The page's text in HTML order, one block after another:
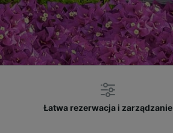
Łatwa rezerwacja i zarządzanie